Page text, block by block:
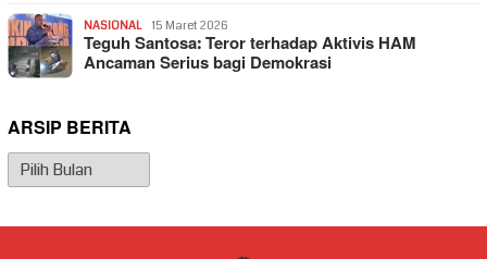
NASIONAL 15 Maret 2026
Teguh Santosa: Teror terhadap Aktivis HAM
Ancaman Serius bagi Demokrasi
ARSIP BERITA
Arsip
Berita